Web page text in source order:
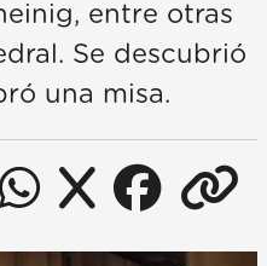
entre otras
Se descubrió
una misa.